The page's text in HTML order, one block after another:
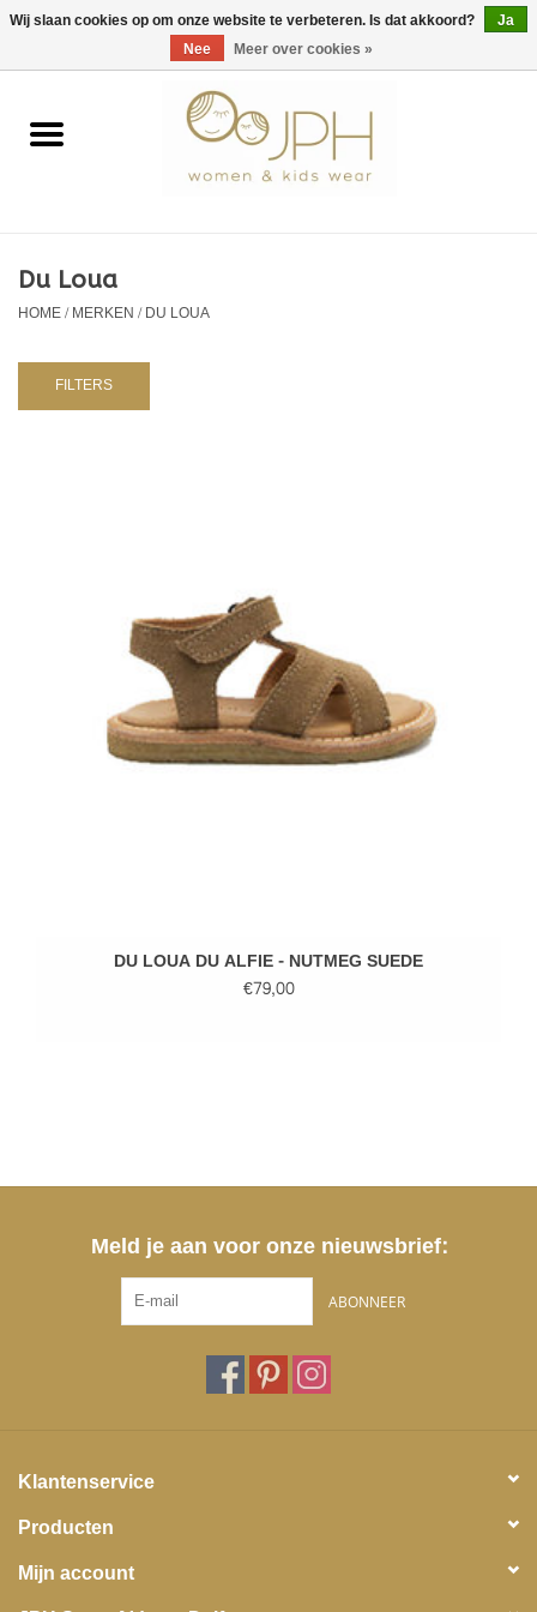
EUR/GBP/USD 0 Artikelen - €0,00
Home
Kids
Du Loua
HOME/MERKEN/DU LOUA
FILTERS
DU LOUA DU ALFIE - NUTMEG SUEDE
€79,00
Meld je aan voor onze nieuwsbrief:
ABONNEER
Klantenservice
Producten
Mijn account
Wij slaan cookies op om onze website te verbeteren. Is dat akkoord?
Ja
Nee
Meer over cookies »